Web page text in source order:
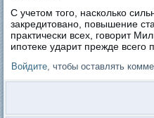
С учетом того, насколько
закредитовано, повышение
практически всех, говорит
ипотеке ударит прежде всего
Войдите, чтобы оставлять